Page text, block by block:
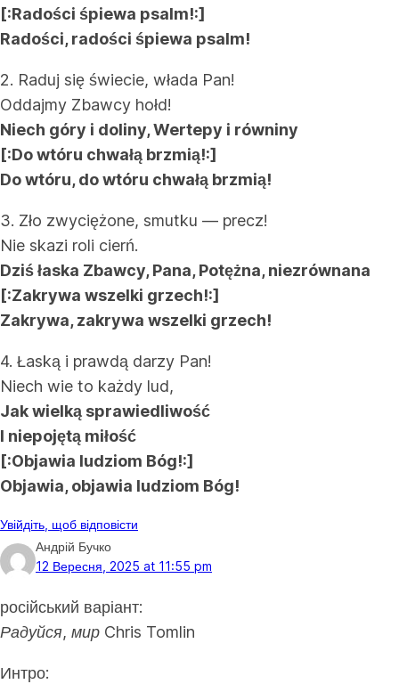
[:Radości śpiewa psalm!:]
Radości, radości śpiewa psalm!
2. Raduj się świecie, włada Pan!
Oddajmy Zbawcy hołd!
Niech góry i doliny, Wertepy i równiny
[:Do wtóru chwałą brzmią!:]
Do wtóru, do wtóru chwałą brzmią!
3. Zło zwyciężone, smutku — precz!
Nie skazi roli cierń.
Dziś łaska Zbawcy, Pana, Potężna, niezrównana
[:Zakrywa wszelki grzech!:]
Zakrywa, zakrywa wszelki grzech!
4. Łaską i prawdą darzy Pan!
Niech wie to każdy lud,
Jak wielką sprawiedliwość
I niepojętą miłość
[:Objawia ludziom Bóg!:]
Objawia, objawia ludziom Bóg!
Увійдіть, щоб відповісти
Андрій Бучко
12 Вересня, 2025 at 11:55 pm
російський варіант:
Радуйся, мир Chris Tomlin
Интро: